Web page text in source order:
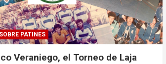
PATINES
Veraniego, el Torneo de Laja